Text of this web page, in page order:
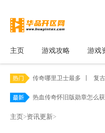
主页 游戏攻略 游戏
传奇哪里卫士最多 复
热血传奇怀旧版勋章怎么
主页>资讯更新>